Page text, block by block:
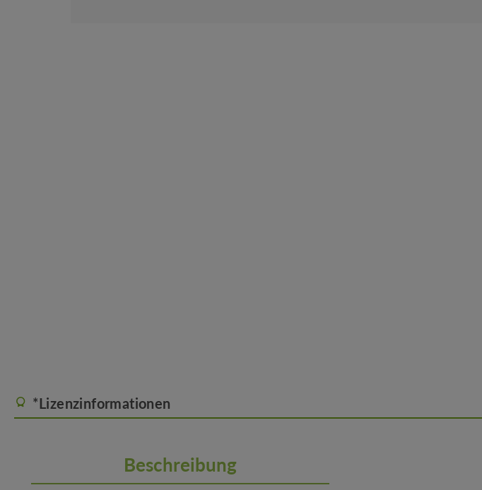
*Lizenzinformationen
Beschreibung